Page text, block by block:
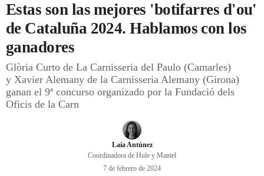
BARRAS Y ESTRELLAS
DÓNDE COMER
ÍDOLOS DE MESAS
CUADERNO DE VIAJE
Estas son las mejores 'botifarres d'ou'
de Cataluña 2024. Hablamos con los
ganadores
Glòria Curto de La Carnisseria del Paulo (Camarles)
y Xavier Alemany de la Carnisseria Alemany (Girona)
ganan el 9ª concurso organizado por la Fundació dels
Oficis de la Carn
Laia Antúnez
Coordinadora de Hule y Mantel
7 de febrero de 2024